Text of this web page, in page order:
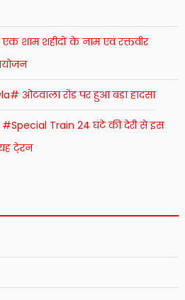
एक शाम शहीदों के नाम एवं रक्तवीर
ओटवाला रोड पर हुआ बड़ा हादसा
#Special Train 24 घंटे की देरी से इस
टे्रन